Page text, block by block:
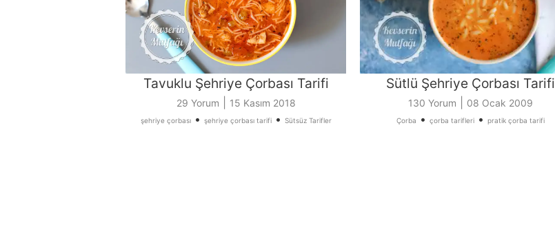
Tavuklu Şehriye Çorbası Tarifi
29 Yorum 15 Kasım 2018
şehriye çorbası• şehriye çorbası tarifi• Sütsüz Tarifler
Sütlü Şehriye Çorbası Tarifi
130 Yorum 08 Ocak 2009
Çorba • çorba tarifleri• pratik çorba tarifi